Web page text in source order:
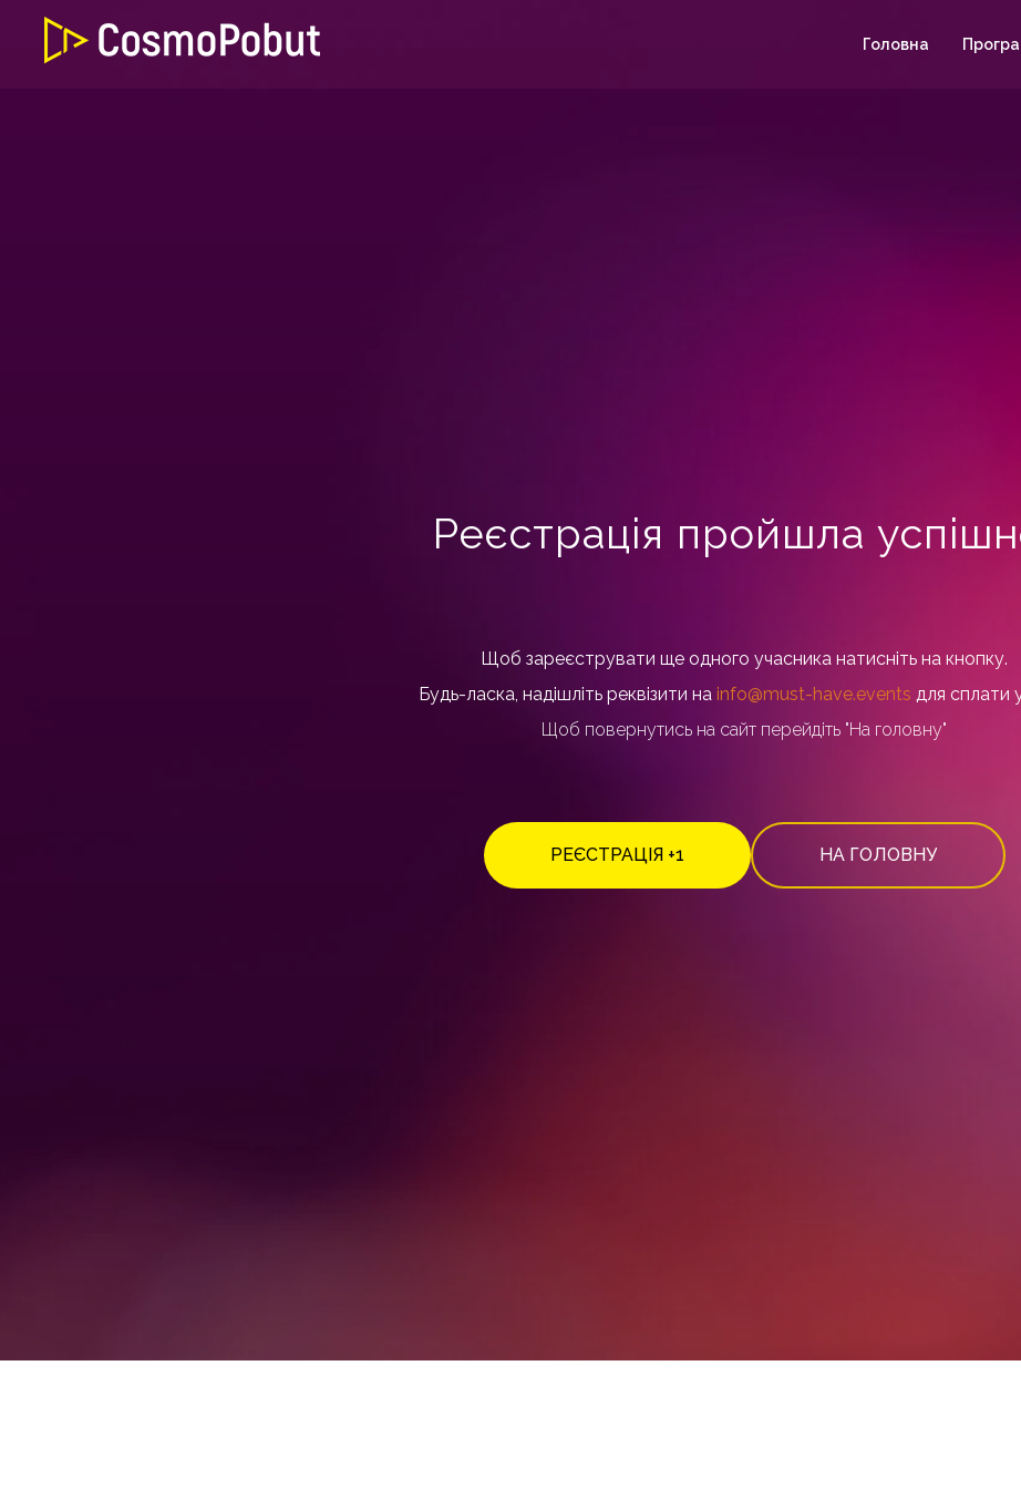
Головна
Реєстрація пройшла
Щоб зареєструвати ще одного учасника натисніть на кнопку.
Будь-ласка, надішліть реквізити на info@must-have.events для сплати
Щоб повернутись на сайт перейдіть "На головну"
РЕЄСТРАЦІЯ +1 НА ГОЛОВНУ